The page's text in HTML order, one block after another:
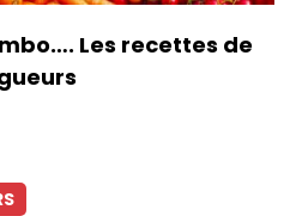
Les recettes de